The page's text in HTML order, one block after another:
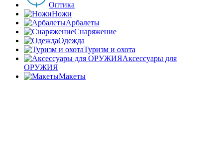
Оптика
Ножи
Арбалеты
Снаряжение
Одежда
Туризм и охота
Аксессуары для
ОРУЖИЯ
Макеты